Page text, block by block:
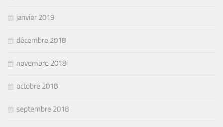
janvier 2019
décembre 2018
novembre 2018
octobre 2018
septembre 2018